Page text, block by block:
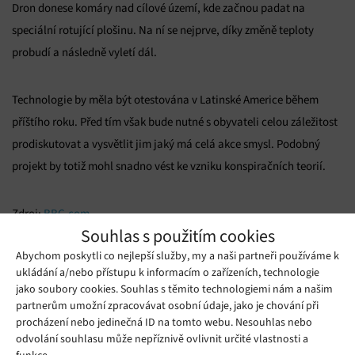
Souhlas s použitím cookies
Abychom poskytli co nejlepší služby, my a naši partneři používáme k
ukládání a/nebo přístupu k informacím o zařízeních, technologie
jako soubory cookies. Souhlas s těmito technologiemi nám a našim
partnerům umožní zpracovávat osobní údaje, jako je chování při
procházení nebo jedinečná ID na tomto webu. Nesouhlas nebo
odvolání souhlasu může nepříznivě ovlivnit určité vlastnosti a
Dron donese komáry nad cílové území, kde začnou padat na
speciální rotující plošinu. Na ní se nejprve, díky změně teploty
probudí a následně vyletí dál.
Technologie by měla být otestována v Latinské Americe během
příštího roku. Před tím však bude nutné s obyvateli celou záležitost
prodiskutovat a vysvětlit jim jaký má celá akce smysl. Podobný
projekt by totiž mohl snadno vést ke vzniku konspiračních teorií.
Zdroj:BBC.com
Mohlo by se vám líbit